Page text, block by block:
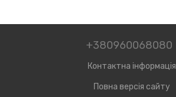
+380960068080
Контактна інформація
Повна версія сайту